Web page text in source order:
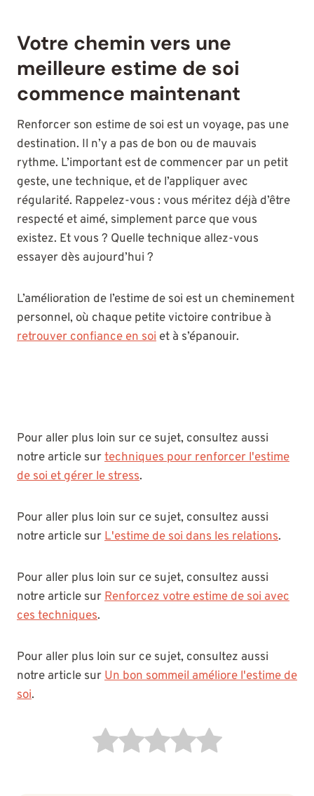
Votre chemin vers une
meilleure estime de soi
commence maintenant
Renforcer son estime de soi est un voyage, pas une
destination. Il n’y a pas de bon ou de mauvais
rythme. L’important est de commencer par un petit
geste, une technique, et de l’appliquer avec
régularité. Rappelez-vous : vous méritez déjà d’être
respecté et aimé, simplement parce que vous
existez. Et vous ? Quelle technique allez-vous
essayer dès aujourd’hui ?
L’amélioration de l’estime de soi est un cheminement
personnel, où chaque petite victoire contribue à
retrouver confiance en soi et à s’épanouir.
Pour aller plus loin sur ce sujet, consultez aussi
notre article surtechniques pour renforcer l'estime
de soi et gérer le stress.
Pour aller plus loin sur ce sujet, consultez aussi
notre article surL'estime de soi dans les relations.
Pour aller plus loin sur ce sujet, consultez aussi
notre article surRenforcez votre estime de soi avec
ces techniques.
Pour aller plus loin sur ce sujet, consultez aussi
notre article surUn bon sommeil améliore l'estime de
soi.